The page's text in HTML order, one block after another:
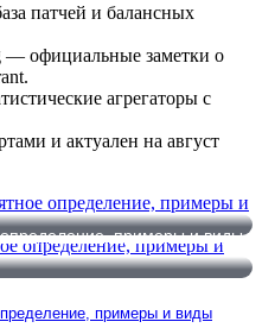
патчей и балансных
— официальные заметки о
агрегаторы с
и актуален на август
определение, примеры и
примеры и виды
примеры и виды